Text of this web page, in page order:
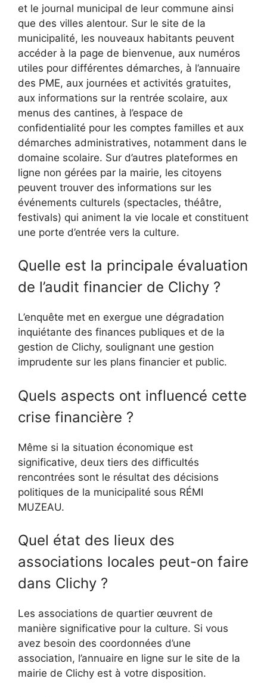
et le journal municipal de leur commune ainsi
que des villes alentour. Sur le site de la
municipalité, les nouveaux habitants peuvent
accéder à la page de bienvenue, aux numéros
utiles pour différentes démarches, à l’annuaire
des PME, aux journées et activités gratuites,
aux informations sur la rentrée scolaire, aux
menus des cantines, à l’espace de
confidentialité pour les comptes familles et aux
démarches administratives, notamment dans le
domaine scolaire. Sur d’autres plateformes en
ligne non gérées par la mairie, les citoyens
peuvent trouver des informations sur les
événements culturels (spectacles, théâtre,
festivals) qui animent la vie locale et constituent
une porte d’entrée vers la culture.
Quelle est la principale évaluation
de l’audit financier de Clichy ?
L’enquête met en exergue une dégradation
inquiétante des finances publiques et de la
gestion de Clichy, soulignant une gestion
imprudente sur les plans financier et public.
Quels aspects ont influencé cette
crise financière ?
Même si la situation économique est
significative, deux tiers des difficultés
rencontrées sont le résultat des décisions
politiques de la municipalité sous RÉMI
MUZEAU.
Quel état des lieux des
associations locales peut-on faire
dans Clichy ?
Les associations de quartier œuvrent de
manière significative pour la culture. Si vous
avez besoin des coordonnées d’une
association, l’annuaire en ligne sur le site de la
mairie de Clichy est à votre disposition.